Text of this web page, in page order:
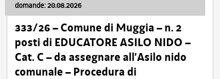
domande: 20.08.2026
333/26 – Comune di Muggia – n. 2
posti di EDUCATORE ASILO NIDO –
Cat. C – da assegnare all’Asilo nido
comunale – Procedura di